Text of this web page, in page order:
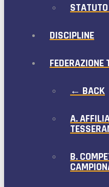
DISCIPLINE
FEDERAZIONE
← BACK
A.
B.